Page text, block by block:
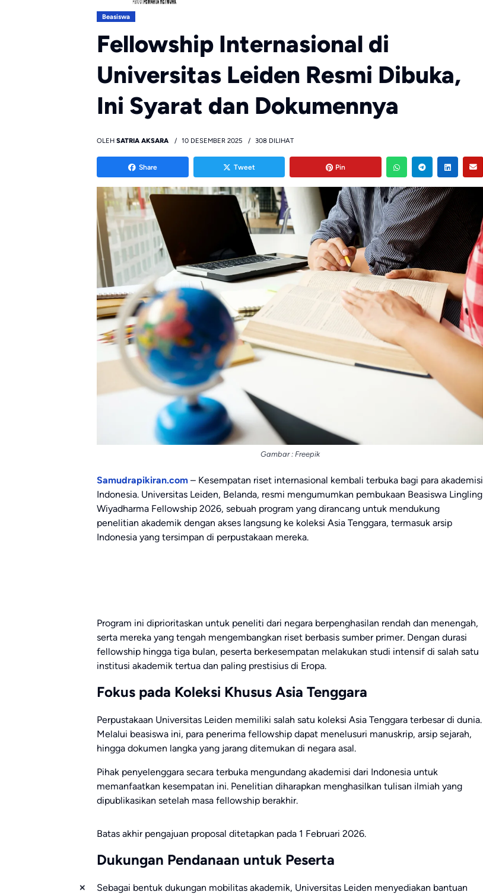
Beasiswa
Fellowship Internasional di
Universitas Leiden Resmi Dibuka,
Ini Syarat dan Dokumennya
OLEH SATRIA AKSARA 10 DESEMBER 2025 308 DILIHAT
Share Tweet Pin
Gambar : Freepik
Samudrapikiran.com – Kesempatan riset internasional kembali terbuka bagi para akademisi
Indonesia. Universitas Leiden, Belanda, resmi mengumumkan pembukaan Beasiswa Lingling
Wiyadharma Fellowship 2026, sebuah program yang dirancang untuk mendukung
penelitian akademik dengan akses langsung ke koleksi Asia Tenggara, termasuk arsip
Indonesia yang tersimpan di perpustakaan mereka.
Program ini diprioritaskan untuk peneliti dari negara berpenghasilan rendah dan menengah,
serta mereka yang tengah mengembangkan riset berbasis sumber primer. Dengan durasi
fellowship hingga tiga bulan, peserta berkesempatan melakukan studi intensif di salah satu
institusi akademik tertua dan paling prestisius di Eropa.
Fokus pada Koleksi Khusus Asia Tenggara
Perpustakaan Universitas Leiden memiliki salah satu koleksi Asia Tenggara terbesar di dunia.
Melalui beasiswa ini, para penerima fellowship dapat menelusuri manuskrip, arsip sejarah,
hingga dokumen langka yang jarang ditemukan di negara asal.
Pihak penyelenggara secara terbuka mengundang akademisi dari Indonesia untuk
memanfaatkan kesempatan ini. Penelitian diharapkan menghasilkan tulisan ilmiah yang
dipublikasikan setelah masa fellowship berakhir.
Batas akhir pengajuan proposal ditetapkan pada 1 Februari 2026.
Dukungan Pendanaan untuk Peserta
Sebagai bentuk dukungan mobilitas akademik, Universitas Leiden menyediakan bantuan